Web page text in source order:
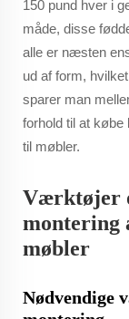
150 pund hver i
måde, disse
alle er næsten
ud af form,
sparer man
forhold til at
til møbler.
Værktøjer
montering
møbler
Nødvendige